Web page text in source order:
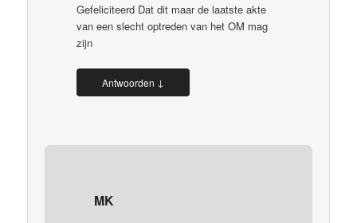
Gefeliciteerd Dat dit maar de laatste akte
van een slecht optreden van het OM mag
zijn
Antwoorden ↓
MK